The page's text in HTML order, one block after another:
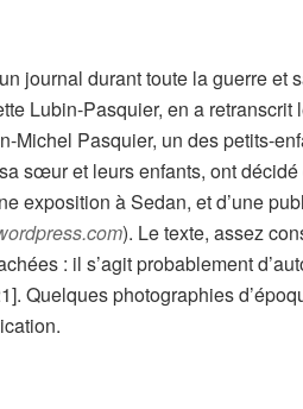
journal durant toute la guerre et
Lubin-Pasquier, en a
Michel Pasquier, un des petits-
sœur et leurs enfants, ont
exposition à Sedan, et d’une
). Le texte, assez
: il s’agit probablement
Quelques photographies